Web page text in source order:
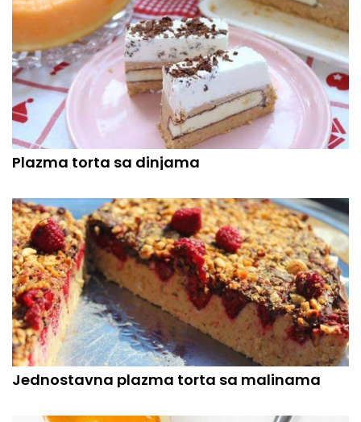
Plazma torta sa dinjama
Jednostavna plazma torta sa malinama